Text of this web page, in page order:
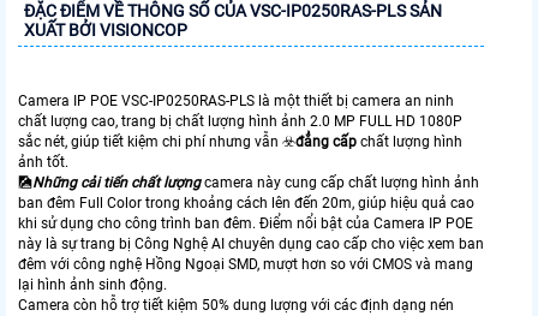
ĐẶC ĐIỂM VỀ THÔNG SỐ CỦA VSC-IP0250RAS-PLS SẢN
XUẤT BỞI VISIONCOP
Camera IP POE VSC-IP0250RAS-PLS là một thiết bị camera an ninh
chất lượng cao, trang bị chất lượng hình ảnh 2.0 MP FULL HD 1080P
sắc nét, giúp tiết kiệm chi phí nhưng vẫn ☣️đẳng cấp chất lượng hình
ảnh tốt.
🎑Những cải tiến chất lượngcamera này cung cấp chất lượng hình ảnh
ban đêm Full Color trong khoảng cách lên đến 20m, giúp hiệu quả cao
khi sử dụng cho công trình ban đêm. Điểm nổi bật của Camera IP POE
này là sự trang bị Công Nghệ AI chuyên dụng cao cấp cho việc xem ban
đêm với công nghệ Hồng Ngoại SMD, mượt hơn so với CMOS và mang
lại hình ảnh sinh động.
Camera còn hỗ trợ tiết kiệm 50% dung lượng với các định dạng nén